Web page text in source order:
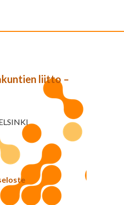
liitto –